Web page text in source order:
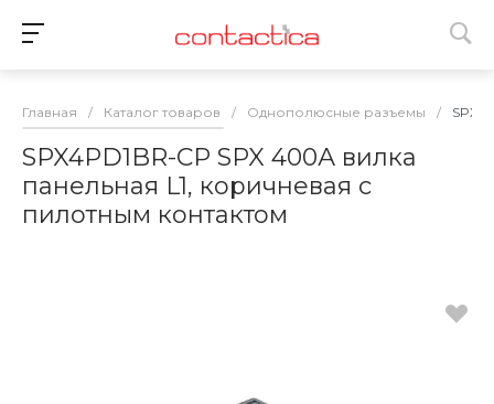
Главная / Каталог товаров / Однополюсные разъемы /
SPX4PD1BR-CP SPX 400А вилка
панельная L1, коричневая с
пилотным контактом